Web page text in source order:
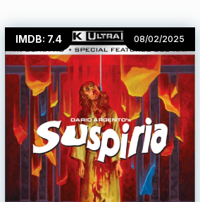
IMDB: 7.4 08/02/2025